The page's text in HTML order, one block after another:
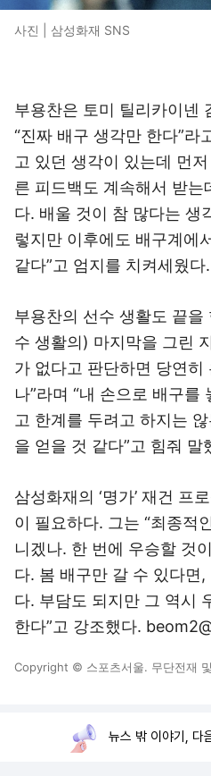
사진 | 삼성화재 SNS
부용찬은 토미 틸리카이넨
“진짜 배구 생각만 한다”라
고 있던 생각이 있는데 먼
른 피드백도 계속해서 받
다. 배울 것이 참 많다는 생
렇지만 이후에도 배구계에
같다”고 엄지를 치켜세웠다.
부용찬의 선수 생활도 끝을
수 생활의) 마지막을 그린
가 없다고 판단하면 당연히
나”라며 “내 손으로 배구
고 한계를 두려고 하지는
을 얻을 것 같다”고 힘줘 말
삼성화재의 ‘명가’ 재건 프
이 필요하다. 그는 “최종적
니겠나. 한 번에 우승할 것
다. 봄 배구만 갈 수 있다면
다. 부담도 되지만 그 역시
한다”고 강조했다.
Copyright © 스포츠서울. 무단전재
뉴스 밖 이야기, 다